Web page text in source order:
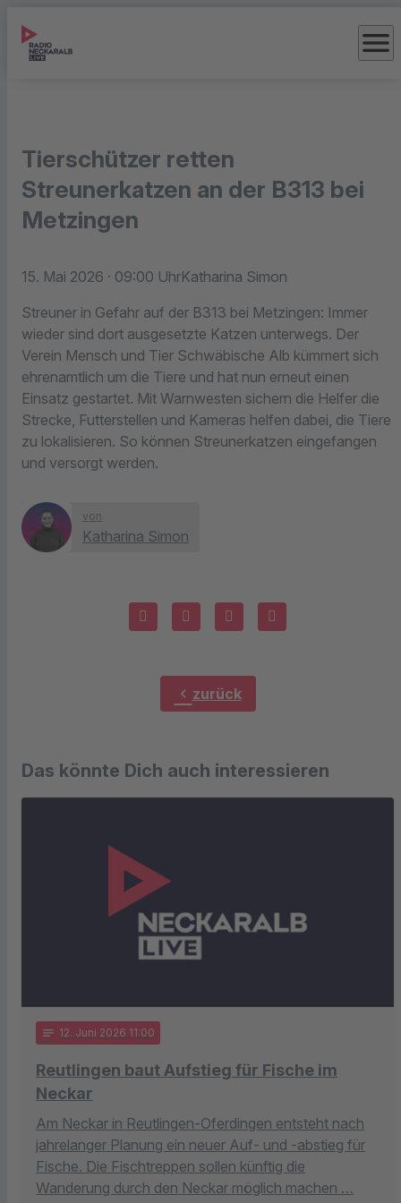
menu
Tierschützer retten
Streunerkatzen an der B313 bei
Metzingen
15. Mai 2026 · 09:00 UhrKatharina Simon
Streuner in Gefahr auf der B313 bei Metzingen: Immer
wieder sind dort ausgesetzte Katzen unterwegs. Der
Verein Mensch und Tier Schwäbische Alb kümmert sich
ehrenamtlich um die Tiere und hat nun erneut einen
Einsatz gestartet. Mit Warnwesten sichern die Helfer die
Strecke, Futterstellen und Kameras helfen dabei, die Tiere
zu lokalisieren. So können Streunerkatzen eingefangen
und versorgt werden.
von
Katharina Simon
chevron_left zurück
Das könnte Dich auch interessieren
notes 12. Juni 2026 11:00
Reutlingen baut Aufstieg für Fische im
Neckar
Am Neckar in Reutlingen-Oferdingen entsteht nach
jahrelanger Planung ein neuer Auf- und -abstieg für
Fische. Die Fischtreppen sollen künftig die
Wanderung durch den Neckar möglich machen …